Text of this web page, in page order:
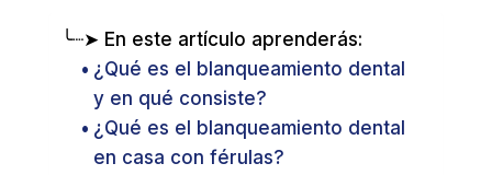
╰┈➤ En este artículo aprenderás:
¿Qué es el blanqueamiento dental
y en qué consiste?
¿Qué es el blanqueamiento dental
en casa con férulas?